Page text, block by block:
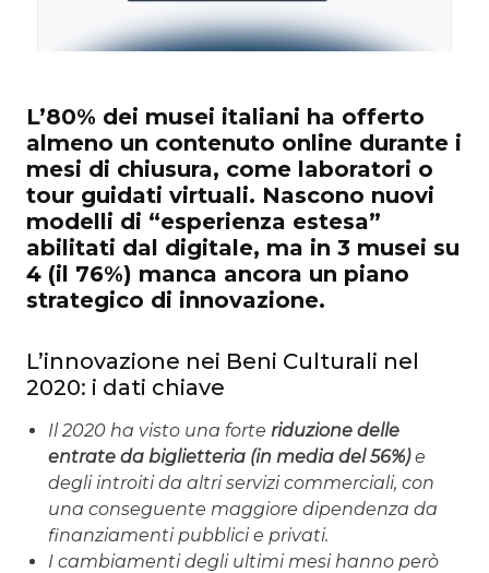
L’80% dei musei italiani ha offerto
almeno un contenuto online durante i
mesi di chiusura, come laboratori o
tour guidati virtuali. Nascono nuovi
modelli di “esperienza estesa”
abilitati dal digitale, ma in 3 musei su
4 (il 76%) manca ancora un piano
strategico di innovazione.
L’innovazione nei Beni Culturali nel
2020: i dati chiave
Il 2020 ha visto una forte riduzione delle
entrate da biglietteria (in media del 56%)e
degli introiti da altri servizi commerciali, con
una conseguente maggiore dipendenza da
finanziamenti pubblici e privati.
I cambiamenti degli ultimi mesi hanno però